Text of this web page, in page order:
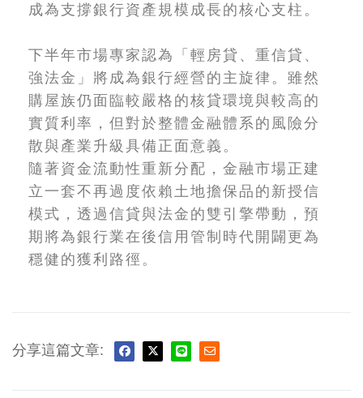
成為支撐銀行資產規模成長的核心支柱。
下半年市場專家認為「輕房貸、重信貸、
強法金」將成為銀行經營的主旋律。雖然
購屋族仍面臨較嚴格的核貸環境與較高的
實質利率，但對於整體金融體系的風險分
散與產業升級具備正面意義。
隨著資金流動性重新分配，金融市場正建
立一套不再過度依賴土地擔保品的新授信
模式，透過信貸與法金的雙引擎帶動，預
期將為銀行業在後信用管制時代開闢更為
穩健的獲利路徑。
分享這篇文章: